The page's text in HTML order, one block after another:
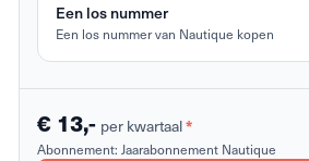
Een los nummer
Een los nummer van Nautique kopen
€ 13,- per kwartaal*
Abonnement: Jaarabonnement Nautique